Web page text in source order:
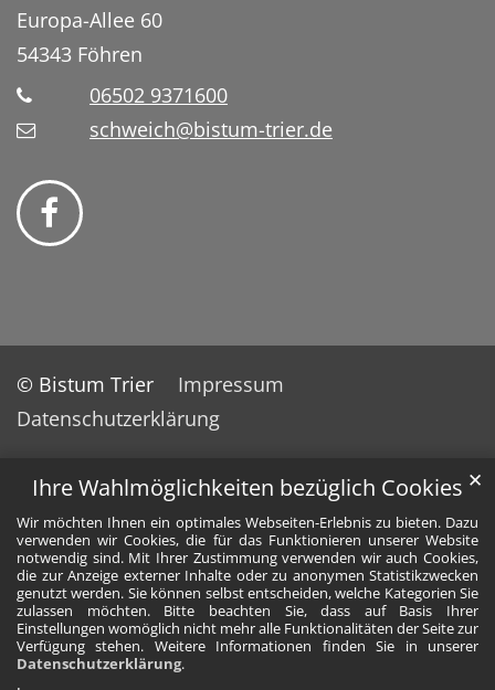
Ihre Wahlmöglichkeiten bezüglich Cookies
Wir möchten Ihnen ein optimales Webseiten-Erlebnis zu bieten. Dazu
verwenden wir Cookies, die für das Funktionieren unserer Website
notwendig sind. Mit Ihrer Zustimmung verwenden wir auch Cookies,
die zur Anzeige externer Inhalte oder zu anonymen Statistikzwecken
genutzt werden. Sie können selbst entscheiden, welche Kategorien Sie
zulassen möchten. Bitte beachten Sie, dass auf Basis Ihrer
Einstellungen womöglich nicht mehr alle Funktionalitäten der Seite zur
Verfügung stehen. Weitere Informationen finden Sie in unserer
Datenschutzerklärung.
✕
Europa-Allee 60
54343 Föhren
06502 9371600
schweich@bistum-trier.de
© Bistum Trier
Impressum
Datenschutzerklärung